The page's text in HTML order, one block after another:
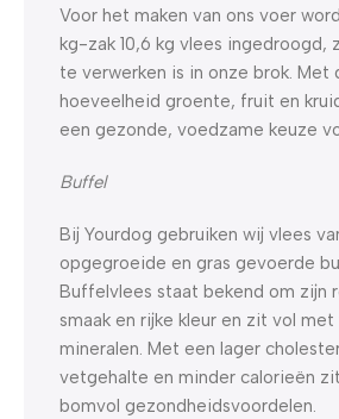
Voor het maken van ons voer
kg-zak 10,6 kg vlees
te verwerken is in onze brok. Met
hoeveelheid groente, fruit en
een gezonde, voedzame keuze
Buffel
Bij Yourdog gebruiken wij vlees
opgegroeide en gras gevoerde
Buffelvlees staat bekend om zijn
smaak en rijke kleur en zit vol
mineralen. Met een lager
vetgehalte en minder calorieën
bomvol gezondheidsvoordelen.